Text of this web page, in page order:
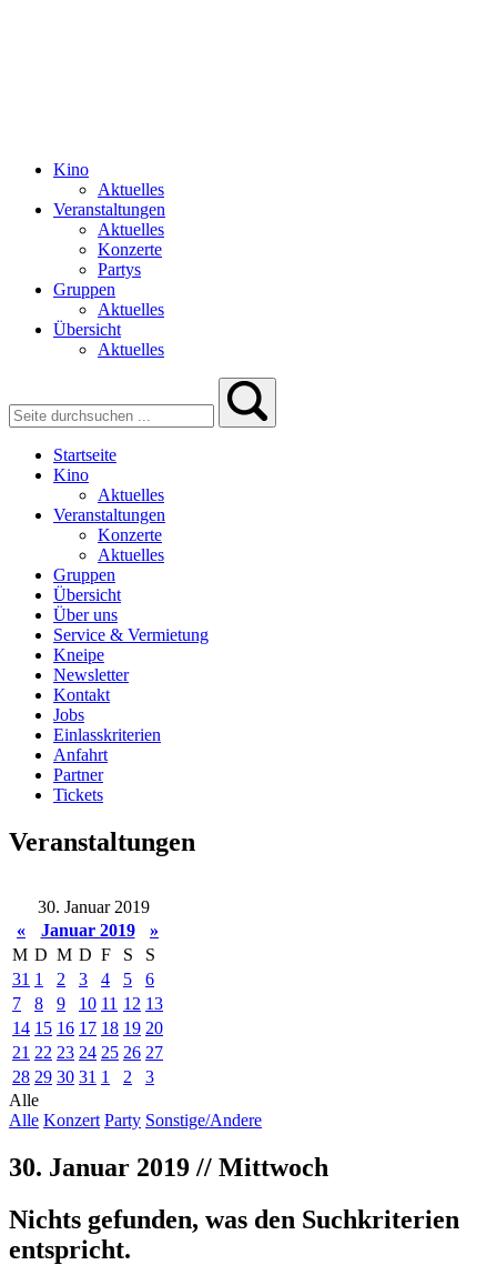
Kino
Aktuelles
Veranstaltungen
Aktuelles
Konzerte
Partys
Gruppen
Aktuelles
Übersicht
Aktuelles
Startseite
Kino
Aktuelles
Veranstaltungen
Konzerte
Aktuelles
Gruppen
Übersicht
Über uns
Service & Vermietung
Kneipe
Newsletter
Kontakt
Jobs
Einlasskriterien
Anfahrt
Partner
Tickets
Veranstaltungen
30. Januar 2019
«
Januar 2019
»
M D M D F S
S
31 1 2 3 4 5
6
7
8 9 10 11 12 13
14 15 16 17 18 19 20
21 22 23 24 25 26 27
28 29 30 31 1 2
3
Alle
Alle Konzert Party Sonstige/Andere
30. Januar 2019 // Mittwoch
Nichts gefunden, was den Suchkriterien
entspricht.